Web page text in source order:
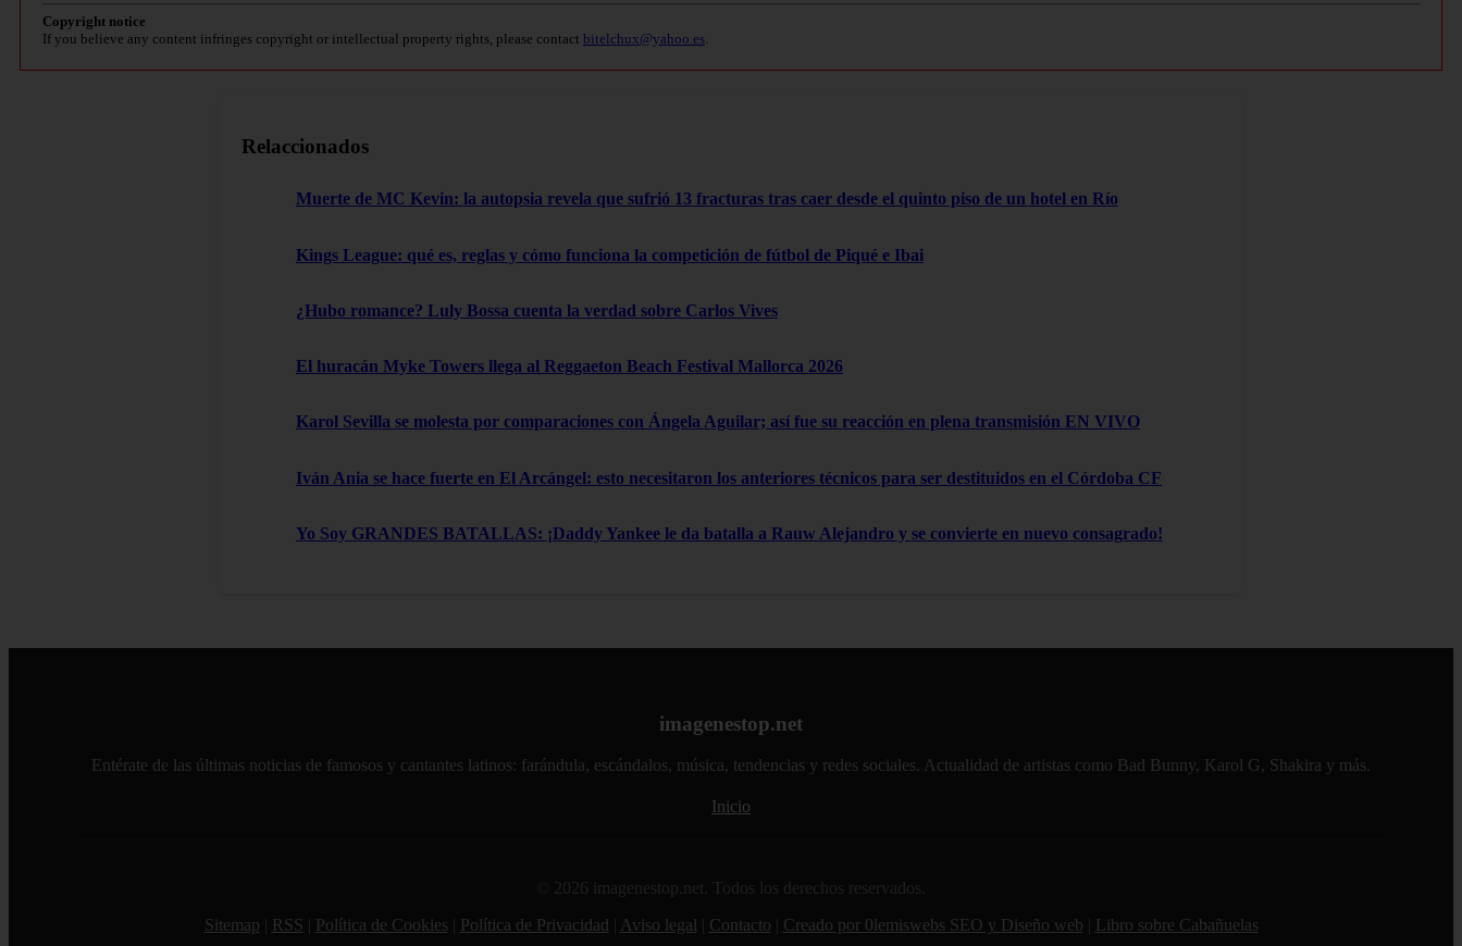
Copyright notice
If you believe any content infringes copyright or intellectual property rights, please contact bitelchux@yahoo.es
Relaccionados
Muerte de MC Kevin: la autopsia revela que sufrió 13 fracturas tras caer desde el quinto piso de un hotel en Río
Kings League: qué es, reglas y cómo funciona la competición de fútbol de Piqué e Ibai
¿Hubo romance? Luly Bossa cuenta la verdad sobre Carlos Vives
El huracán Myke Towers llega al Reggaeton Beach Festival Mallorca 2026
Karol Sevilla se molesta por comparaciones con Ángela Aguilar; así fue su reacción en plena transmisión EN VIVO
Iván Ania se hace fuerte en El Arcángel: esto necesitaron los anteriores técnicos para ser destituidos en el Córdoba CF
Yo Soy GRANDES BATALLAS: ¡Daddy Yankee le da batalla a Rauw Alejandro y se convierte en nuevo consagrado!
imagenestop.net
Entérate de las últimas noticias de famosos y cantantes latinos: farándula, escándalos, música, tendencias y redes sociales. Actualidad de artistas como Bad Bunny, Karol G, Shakira y más.
Inicio
© 2026 imagenestop.net. Todos los derechos reservados.
Sitemap
RSS Política de Cookies Política de Privacidad Aviso legal Contacto Creado por 0lemiswebs SEO y Diseño web Libro sobre Cabañuelas